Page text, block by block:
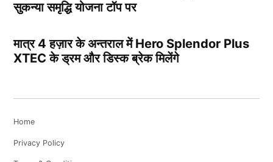
सुकन्या समृद्धि योजना टॉप पर
मात्र 4 हज़ार के अन्तराल में Hero Splendor Plus
XTEC के ड्रम और डिस्क ब्रेक मिलेंगे
Home
Privacy Policy